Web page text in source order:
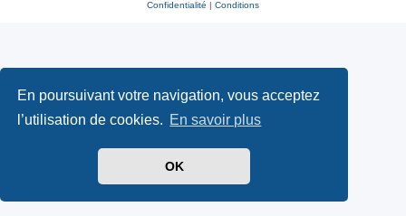
En poursuivant votre navigation, vous acceptez
l’utilisation de cookies. En savoir plus
OK
Confidentialité | Conditions